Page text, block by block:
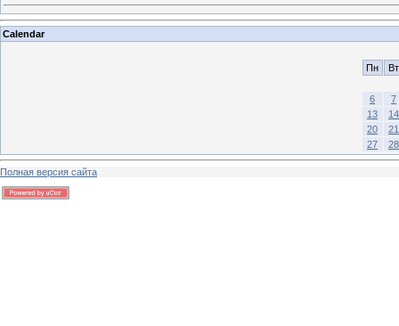
Calendar
Пн Вт
6
7
13
14
20
21
27
28
Полная версия сайта